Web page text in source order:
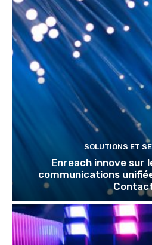
SOLUTIONS ET
Enreach innove sur
communications